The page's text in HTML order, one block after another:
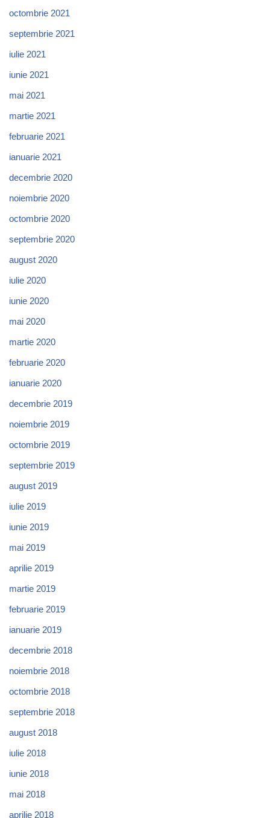
octombrie 2021
septembrie 2021
iulie 2021
iunie 2021
mai 2021
martie 2021
februarie 2021
ianuarie 2021
decembrie 2020
noiembrie 2020
octombrie 2020
septembrie 2020
august 2020
iulie 2020
iunie 2020
mai 2020
martie 2020
februarie 2020
ianuarie 2020
decembrie 2019
noiembrie 2019
octombrie 2019
septembrie 2019
august 2019
iulie 2019
iunie 2019
mai 2019
aprilie 2019
martie 2019
februarie 2019
ianuarie 2019
decembrie 2018
noiembrie 2018
octombrie 2018
septembrie 2018
august 2018
iulie 2018
iunie 2018
mai 2018
aprilie 2018